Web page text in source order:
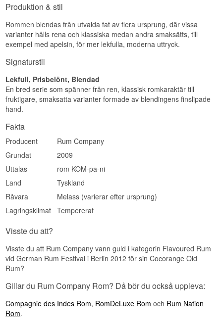
Namn: 1423 Special Cask 25 år
Buteljerare: 1423 World Class Spirits
Typ: Rom
Ålder: 25 år
rumstemperatur
Smakprofil
Medel. Med 25 års lagring är detta ett av de
samlare.
Visste du att?
1423 driver ett så kallat Cask Owner Concept,
där entusiaster kan bli delägare i utvalda fat långt
Produktion & stil
Rommen blendas från utvalda fat av flera ursprung, där vissa
varianter hålls rena och klassiska medan andra smaksätts, till
exempel med apelsin, för mer lekfulla, moderna uttryck.
Signaturstil
Lekfull, Prisbelönt, Blendad
En bred serie som spänner från ren, klassisk romkaraktär till
fruktigare, smaksatta varianter formade av blendingens finslipade
hand.
Fakta
Producent
Rum Company
Grundat
2009
Uttalas
rom KOM-pa-ni
Land
Tyskland
Råvara
Melass (varierar efter ursprung)
Lagringsklimat
Tempererat
Visste du att?
Visste du att Rum Company vann guld i kategorin Flavoured Rum
vid German Rum Festival i Berlin 2012 för sin Cocorange Old
Rum?
Gillar du Rum Company Rom? Då bör du också uppleva:
Compagnie des Indes Rom, RomDeLuxe Rom och Rum Nation
Rom.